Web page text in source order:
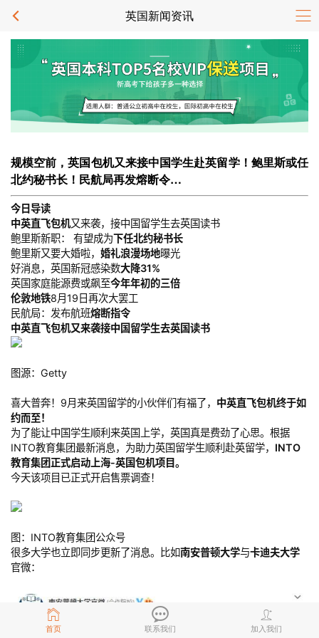
英国新闻资讯
首页 联系我们 加入我们
规模空前，英国包机又来接中国学生赴英留学！鲍里斯或任
北约秘书长！民航局再发熔断令…
今日导读
中英直飞包机又来袭，接中国留学生去英国读书
鲍里斯新职： 有望成为下任北约秘书长
鲍里斯又要大婚啦， 婚礼浪漫场地曝光
好消息，英国新冠感染数大降31%
英国家庭能源费或飙至今年年初的三倍
伦敦地铁8月19日再次大罢工
民航局：发布航班熔断指令
中英直飞包机又来袭接中国留学生去英国读书
图源：Getty
喜大普奔！9月来英国留学的小伙伴们有福了， 中英直飞包机终于如
约而至！
为了能让中国学生顺利来英国上学，英国真是费劲了心思。根据
INTO教育集团最新消息，为助力英国留学生顺利赴英留学， INTO
教育集团正式启动上海-英国包机项目。
今天该项目已正式开启售票调查！
图：INTO教育集团公众号
很多大学也立即同步更新了消息。比如南安普顿大学与卡迪夫大学
官微：